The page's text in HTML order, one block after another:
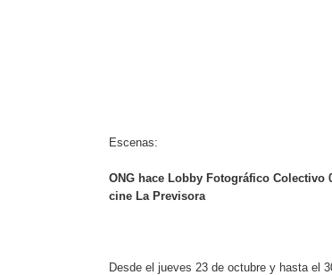
Escenas:
ONG hace Lobby Fotográfico Colectivo
cine La Previsora
Desde el jueves 23 de octubre y hasta el